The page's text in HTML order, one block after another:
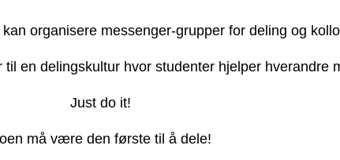
organisere messenger-grupper for deling og
en delingskultur hvor studenter hjelper hverandre
Just do it!
må være den første til å dele!